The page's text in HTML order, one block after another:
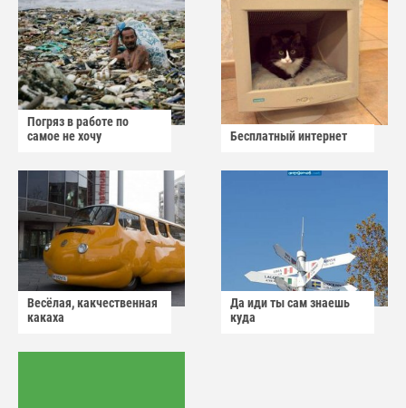
Погряз в работе по
самое не хочу
Бесплатный интернет
Весёлая, какчественная
какаха
Да иди ты сам знаешь
куда